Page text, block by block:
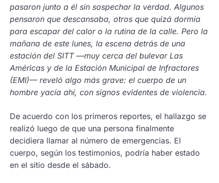
pasaron junto a él sin sospechar la verdad. Algunos
pensaron que descansaba, otros que quizá dormía
para escapar del calor o la rutina de la calle. Pero la
mañana de este lunes, la escena detrás de una
estación del SITT —muy cerca del bulevar Las
Américas y de la Estación Municipal de Infractores
(EMI)— reveló algo más grave: el cuerpo de un
hombre yacía ahí, con signos evidentes de violencia.
De acuerdo con los primeros reportes, el hallazgo se
realizó luego de que una persona finalmente
decidiera llamar al número de emergencias. El
cuerpo, según los testimonios, podría haber estado
en el sitio desde el sábado.